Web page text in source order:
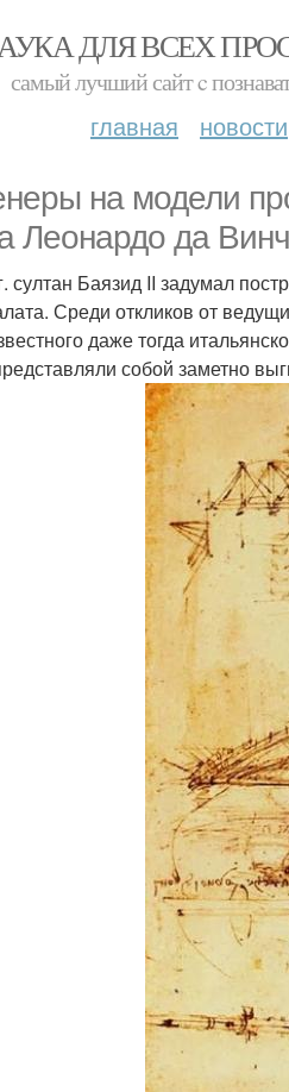
ДЛЯ ВСЕХ
самый лучший сайт c
главная новости
на модели
Леонардо да
султан Баязид II задумал
Среди откликов от
даже тогда
собой заметно